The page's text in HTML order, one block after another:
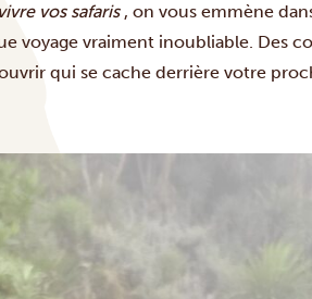
vos safaris, on vous emmène
voyage vraiment inoubliable. Des
qui se cache derrière votre